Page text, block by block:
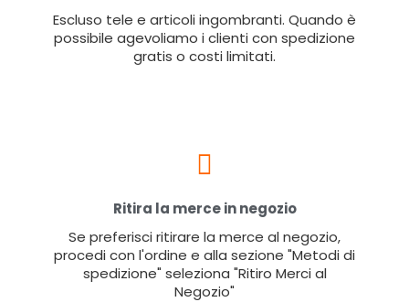
Escluso tele e articoli ingombranti. Quando è
possibile agevoliamo i clienti con spedizione
gratis o costi limitati.
Ritira la merce in negozio
Se preferisci ritirare la merce al negozio,
procedi con l'ordine e alla sezione "Metodi di
spedizione" seleziona "Ritiro Merci al
Negozio"